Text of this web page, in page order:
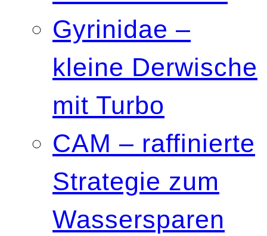
Gyrinidae –
kleine Derwische
mit Turbo
CAM – raffinierte
Strategie zum
Wassersparen